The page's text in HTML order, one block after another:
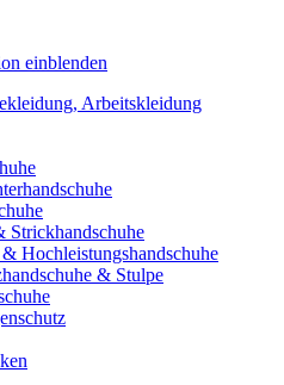
einblenden
Arbeitskleidung
Hochleistungshandschuhe
& Stulpe